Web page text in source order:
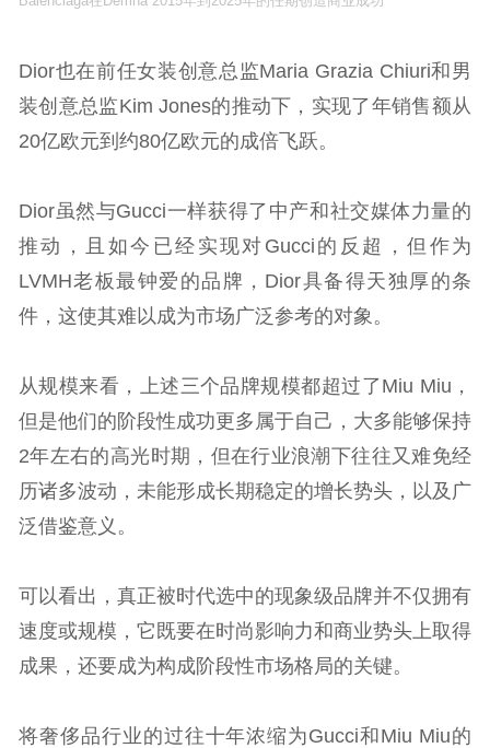
Dior也在前任女装创意总监Maria Grazia Chiuri和男
装创意总监Kim Jones的推动下，实现了年销售额从
20亿欧元到约80亿欧元的成倍飞跃。
Dior虽然与Gucci一样获得了中产和社交媒体力量的
推动，且如今已经实现对Gucci的反超，但作为
LVMH老板最钟爱的品牌，Dior具备得天独厚的条
件，这使其难以成为市场广泛参考的对象。
从规模来看，上述三个品牌规模都超过了Miu Miu，
但是他们的阶段性成功更多属于自己，大多能够保持
2年左右的高光时期，但在行业浪潮下往往又难免经
历诸多波动，未能形成长期稳定的增长势头，以及广
泛借鉴意义。
可以看出，真正被时代选中的现象级品牌并不仅拥有
速度或规模，它既要在时尚影响力和商业势头上取得
成果，还要成为构成阶段性市场格局的关键。
将奢侈品行业的过往十年浓缩为Gucci和Miu Miu的